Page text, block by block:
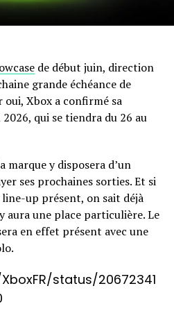
de début juin, direction
grande échéance de
oui, Xbox a confirmé sa
qui se tiendra du 26 au
marque y disposera d’un
ses prochaines sorties. Et si
up présent, on sait déjà
aura une place particulière. Le
en effet présent avec une
status/20672341